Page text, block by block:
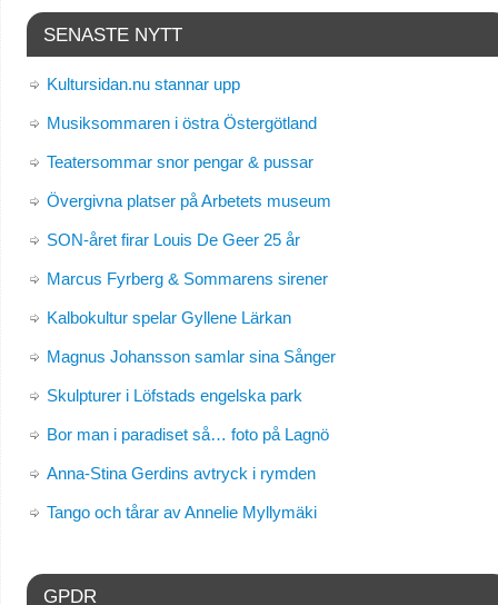
SENASTE NYTT
Kultursidan.nu stannar upp
Musiksommaren i östra Östergötland
Teatersommar snor pengar & pussar
Övergivna platser på Arbetets museum
SON-året firar Louis De Geer 25 år
Marcus Fyrberg & Sommarens sirener
Kalbokultur spelar Gyllene Lärkan
Magnus Johansson samlar sina Sånger
Skulpturer i Löfstads engelska park
Bor man i paradiset så… foto på Lagnö
Anna-Stina Gerdins avtryck i rymden
Tango och tårar av Annelie Myllymäki
GPDR